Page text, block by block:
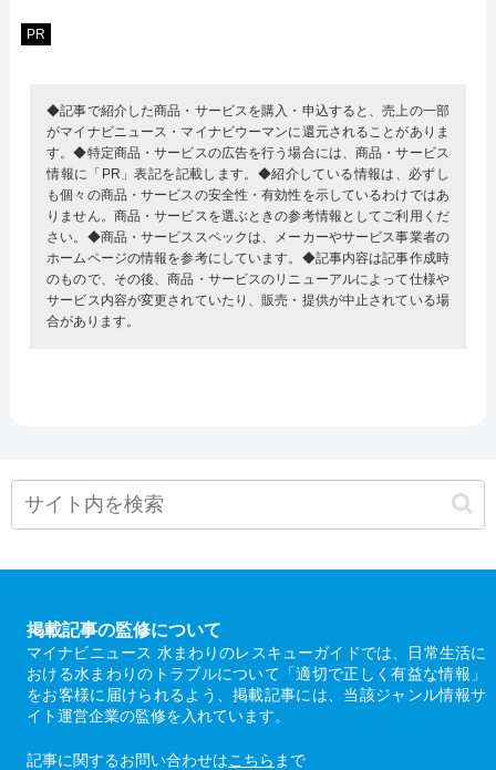
PR
◆記事で紹介した商品・サービスを購入・申込すると、売上の一部
がマイナビニュース・マイナビウーマンに還元されることがありま
す。◆特定商品・サービスの広告を行う場合には、商品・サービス
情報に「PR」表記を記載します。◆紹介している情報は、必ずし
も個々の商品・サービスの安全性・有効性を示しているわけではあ
りません。商品・サービスを選ぶときの参考情報としてご利用くだ
さい。◆商品・サービススペックは、メーカーやサービス事業者の
ホームページの情報を参考にしています。◆記事内容は記事作成時
のもので、その後、商品・サービスのリニューアルによって仕様や
サービス内容が変更されていたり、販売・提供が中止されている場
合があります。
掲載記事の監修について
マイナビニュース 水まわりのレスキューガイドでは、日常生活に
おける水まわりのトラブルについて「適切で正しく有益な情報」
をお客様に届けられるよう、掲載記事には、当該ジャンル情報サ
イト運営企業の監修を入れています。
記事に関するお問い合わせはこちら まで